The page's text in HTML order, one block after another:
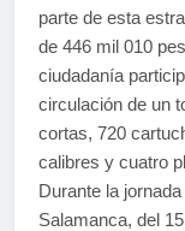
parte de esta
de 446 mil 010
ciudadanía
circulación de un
cortas, 720
calibres y cuatro
Durante la
Salamanca, del